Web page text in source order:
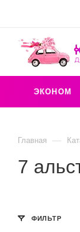
ЭКОНОМ
Главная —
7
ФИЛЬТР